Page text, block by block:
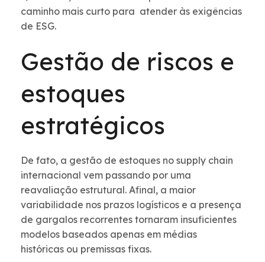
caminho mais curto para atender às exigências
de ESG.
Gestão de riscos e
estoques
estratégicos
De fato, a gestão de estoques no supply chain
internacional vem passando por uma
reavaliação estrutural. Afinal, a maior
variabilidade nos prazos logísticos e a presença
de gargalos recorrentes tornaram insuficientes
modelos baseados apenas em médias
históricas ou premissas fixas.